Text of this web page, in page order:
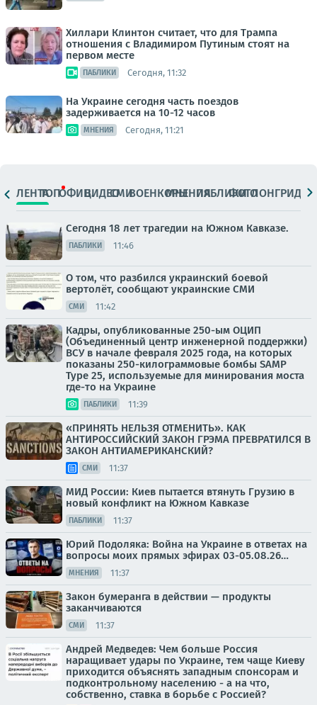
Хиллари Клинтон считает, что для Трампа
отношения с Владимиром Путиным стоят на
первом месте
ПАБЛИКИ Сегодня, 11:32
На Украине сегодня часть поездов
задерживается на 10-12 часов
МНЕНИЯ Сегодня, 11:21
ЛЕНТАТОПОФИЦ.ВИДЕОСМИВОЕНКОРЫМНЕНИЯПАБЛИКИ
ФОТОЛОНГРИДЫ
Сегодня 18 лет трагедии на Южном Кавказе.
ПАБЛИКИ 11:46
О том, что разбился украинский боевой
вертолёт, сообщают украинские СМИ
СМИ 11:42
Кадры, опубликованные 250-ым ОЦИП
(Объединенный центр инженерной поддержки)
ВСУ в начале февраля 2025 года, на которых
показаны 250-килограммовые бомбы SAMP
Type 25, используемые для минирования моста
где-то на Украине
ПАБЛИКИ 11:39
«ПРИНЯТЬ НЕЛЬЗЯ ОТМЕНИТЬ». КАК
АНТИРОССИЙСКИЙ ЗАКОН ГРЭМА ПРЕВРАТИЛСЯ В
ЗАКОН АНТИАМЕРИКАНСКИЙ?
СМИ 11:37
МИД России: Киев пытается втянуть Грузию в
новый конфликт на Южном Кавказе
ПАБЛИКИ 11:37
Юрий Подоляка: Война на Украине в ответах на
вопросы моих прямых эфирах 03-05.08.26…
МНЕНИЯ 11:37
Закон бумеранга в действии — продукты
заканчиваются
СМИ 11:37
Андрей Медведев: Чем больше Россия
наращивает удары по Украине, тем чаще Киеву
приходится объяснять западным спонсорам и
подконтрольному населению - а на что,
собственно, ставка в борьбе с Россией?